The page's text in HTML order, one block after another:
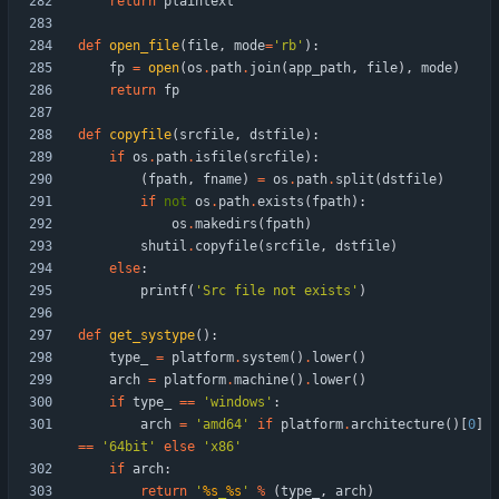
def open_file( file, mode= ' rb ' ) :
fp = open(os . path. join( app_path, file) , mode)
return fp
def copyfile( srcfile, dstfile) :
if os . path. isfile( srcfile) :
( fpath, fname) = os . path. split (dstfile)
if not os . path.exists ( fpath) :
os .makedirs ( fpath)
shutil . copyfile( srcfile, dstfile)
else:
printf( ' Src file not exists ' )
def get_systype( ) :
type_
= platform. system( ) . lower( )
arch = platform.machine( ) . lower( )
if type_ == ' windows ' :
arch = ' amd64 ' if platform. architecture( ) 0
==
' 64bit ' else ' x86 '
if arch:
return
' %s %s ' % (type_ , arch)